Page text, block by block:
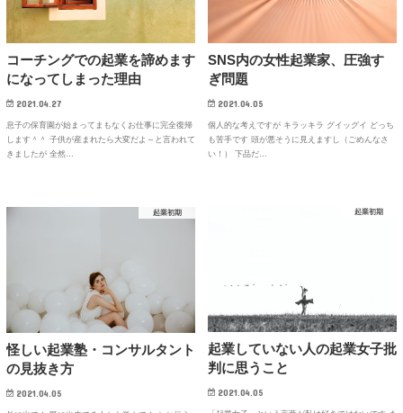
コーチングでの起業を諦めます
になってしまった理由
2021.04.27
息子の保育園が始まってまもなくお仕事に完全復帰
します＾＾ 子供が産まれたら大変だよ～と言われて
きましたが 全然…
SNS内の女性起業家、圧強す
ぎ問題
2021.04.05
個人的な考えですが キラッキラ グイッグイ どっち
も苦手です 頭が悪そうに見えますし（ごめんなさ
い！） 下品だ…
起業初期
起業していない人の起業女子批
判に思うこと
2021.04.05
起業初期
怪しい起業塾・コンサルタント
の見抜き方
2021.04.05